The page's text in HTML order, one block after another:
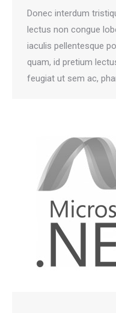
Donec interdum
lectus non congue
iaculis pellentesque
quam, id pretium
feugiat ut sem ac,